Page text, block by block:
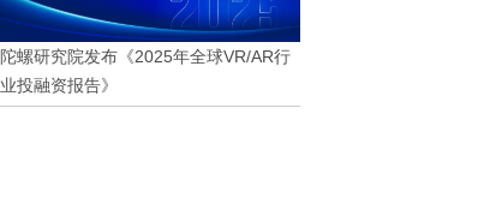
陀螺研究院发布《2025年全球VR/AR行
业投融资报告》